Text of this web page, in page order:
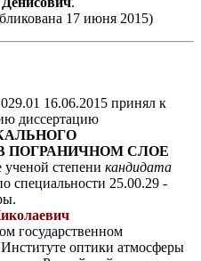
17 июня 2015)
16.06.2015 принял к
диссертацию
ПОГРАНИЧНОМ СЛОЕ
ученой степени кандидата
специальности 25.00.29 -
государственном
оптики атмосферы